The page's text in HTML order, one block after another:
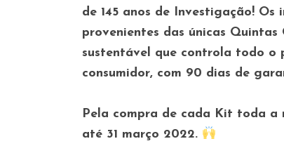
de 145 anos de Investigação!
provenientes das únicas
sustentável que controla todo o
consumidor, com 90 dias de
Pela compra de cada Kit toda a
até 31 março 2022.